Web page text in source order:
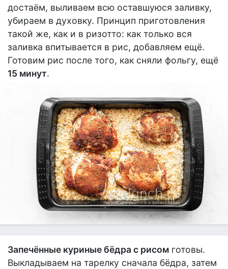
достаём, выливаем всю оставшуюся заливку,
убираем в духовку. Принцип приготовления
такой же, как и в ризотто: как только вся
заливка впитывается в рис, добавляем ещё.
Готовим рис после того, как сняли фольгу, ещё
15 минут.
Запечённые куриные бёдра с рисом готовы.
Выкладываем на тарелку сначала бёдра, затем